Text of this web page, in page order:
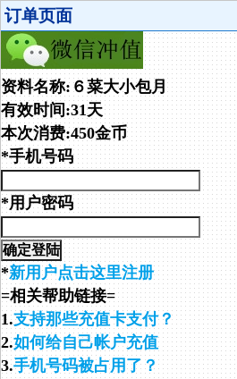
订单页面
资料名称:６菜大小包月
有效时间:31天
本次消费:450金币
*手机号码
*用户密码
*新用户点击这里注册
=相关帮助链接=
1.支持那些充值卡支付？
2.如何给自己帐户充值
3.手机号码被占用了？